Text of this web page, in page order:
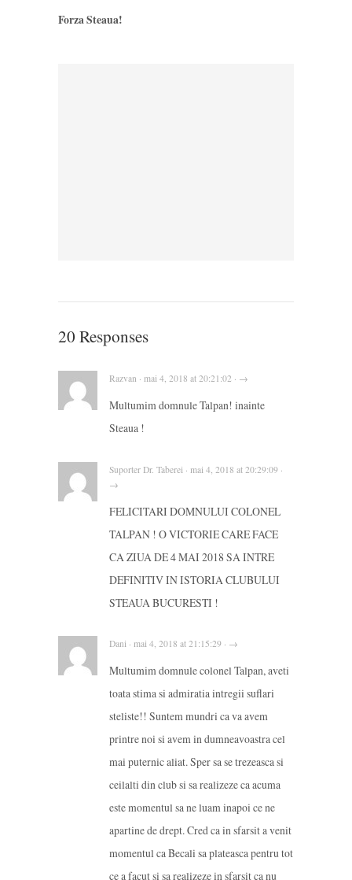
Forza Steaua!
20 Responses
Razvan · mai 4, 2018 at 20:21:02 · →
Multumim domnule Talpan! inainte
Steaua !
Suporter Dr. Taberei · mai 4, 2018 at 20:29:09 ·
→
FELICITARI DOMNULUI COLONEL
TALPAN ! O VICTORIE CARE FACE
CA ZIUA DE 4 MAI 2018 SA INTRE
DEFINITIV IN ISTORIA CLUBULUI
STEAUA BUCURESTI !
Dani · mai 4, 2018 at 21:15:29 · →
Multumim domnule colonel Talpan, aveti
toata stima si admiratia intregii suflari
steliste!! Suntem mundri ca va avem
printre noi si avem in dumneavoastra cel
mai puternic aliat. Sper sa se trezeasca si
ceilalti din club si sa realizeze ca acuma
este momentul sa ne luam inapoi ce ne
apartine de drept. Cred ca in sfarsit a venit
momentul ca Becali sa plateasca pentru tot
ce a facut si sa realizeze in sfarsit ca nu